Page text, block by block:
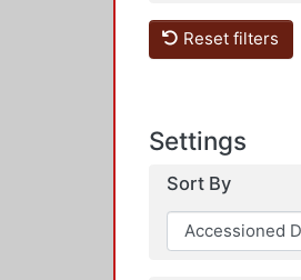
Reset filters
Settings
Sort By